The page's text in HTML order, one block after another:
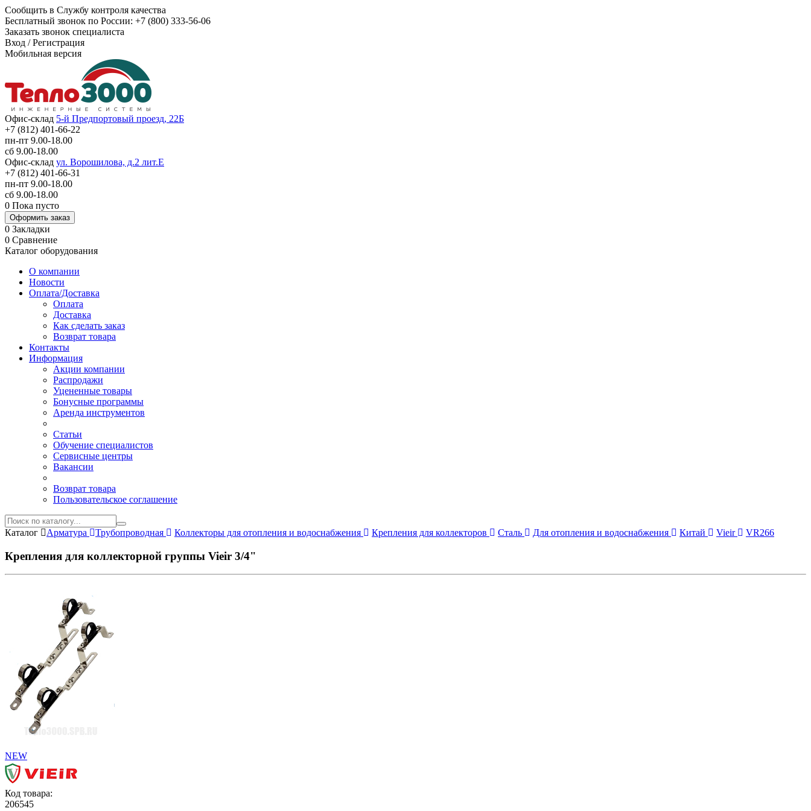
Сообщить в Службу контроля качества
Бесплатный звонок по России: +7 (800) 333-56-06
Заказать звонок специалиста
Вход /Регистрация
Мобильная версия
Офис-склад 5-й Предпортовый проезд, 22Б
+7 (812) 401-66-22
пн-пт 9.00-18.00
сб 9.00-18.00
Офис-склад ул. Ворошилова, д.2 лит.Е
+7 (812) 401-66-31
пн-пт 9.00-18.00
сб 9.00-18.00
0 Пока пусто
Оформить заказ
0 Закладки
0 Сравнение
Каталог оборудования
О компании
Новости
Оплата/Доставка
Оплата
Доставка
Как сделать заказ
Возврат товара
Контакты
Информация
Акции компании
Распродажи
Уцененные товары
Бонусные программы
Аренда инструментов
Статьи
Обучение специалистов
Сервисные центры
Вакансии
Возврат товара
Пользовательское соглашение
Каталог Арматура Трубопроводная Коллекторы для отопления и водоснабжения Крепления для коллекторов Сталь Для отопления и водоснабжения Китай Vieir VR266
Крепления для коллекторной группы Vieir 3/4"
NEW
Код товара:
206545